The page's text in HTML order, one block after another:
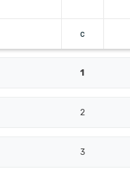
c
1
2
3